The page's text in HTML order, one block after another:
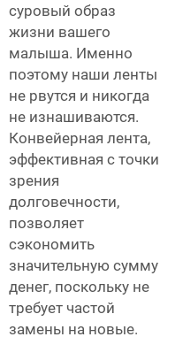
суровый образ
жизни вашего
малыша. Именно
поэтому наши ленты
не рвутся и никогда
не изнашиваются.
Конвейерная лента,
эффективная с точки
зрения
долговечности,
позволяет
сэкономить
значительную сумму
денег, поскольку не
требует частой
замены на новые.